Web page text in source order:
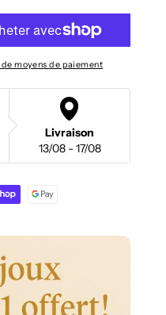
de moyens de paiement
Livraison
13/08 - 17/08